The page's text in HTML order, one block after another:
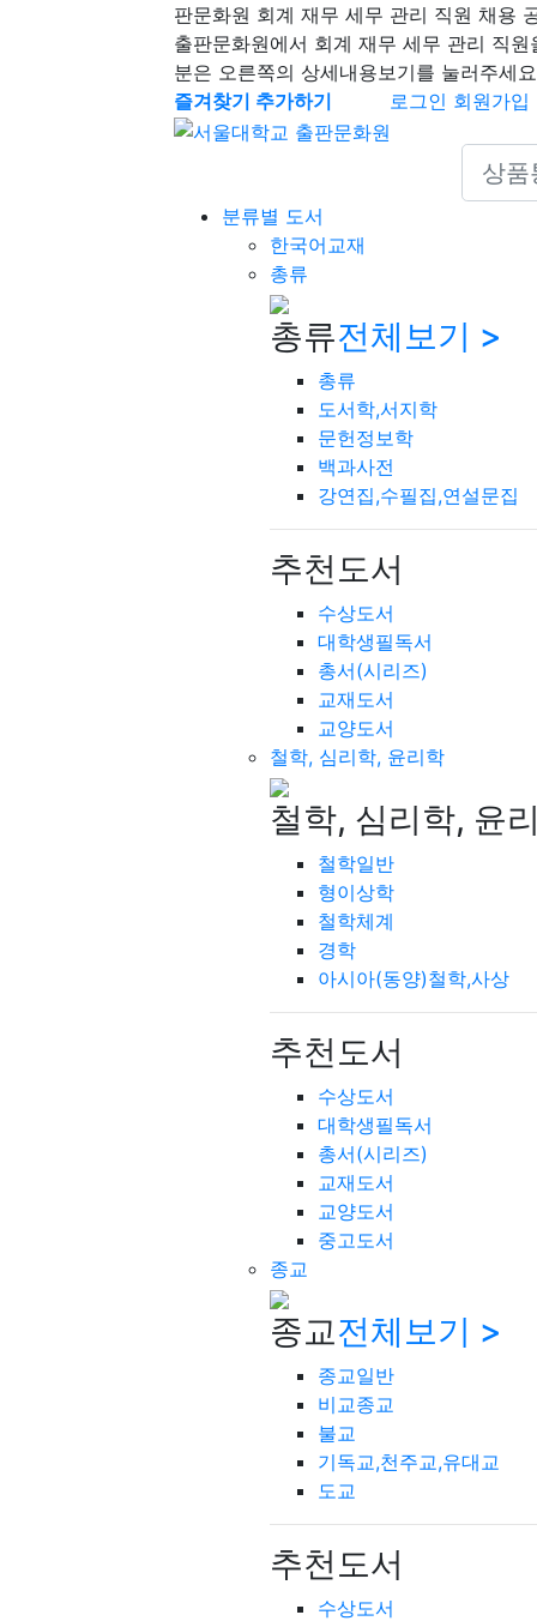
판문화원 회계 재무 세무 관리 직원 채용
출판문화원에서 회계 재무 세무 관리 직
분은 오른쪽의 상세내용보기를 눌러주세
즐겨찾기 추가하기
로그인 회원가입
Search
분류별 도서
한국어교재
총류
총류전체보기 >
총류
도서학,서지학
문헌정보학
백과사전
강연집,수필집,연설문집
추천도서
수상도서
대학생필독서
총서(시리즈)
교재도서
교양도서
철학, 심리학, 윤리학
철학, 심리학, 윤
철학일반
형이상학
철학체계
경학
아시아(동양)철학,사상
추천도서
수상도서
대학생필독서
총서(시리즈)
교재도서
교양도서
중고도서
종교
종교전체보기 >
종교일반
비교종교
불교
기독교,천주교,유대교
도교
추천도서
수상도서